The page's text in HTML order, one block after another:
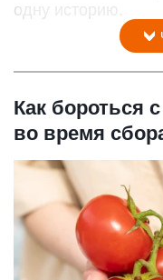
одну историю.
Как бороться
во время